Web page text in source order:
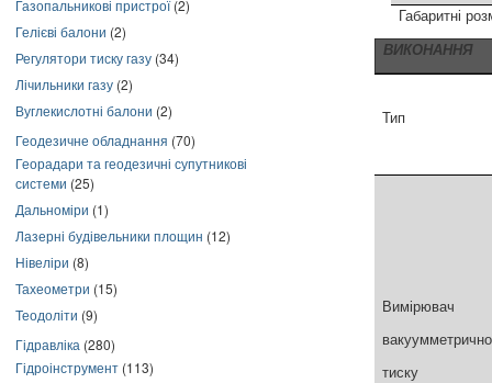
Газопальникові пристрої(2)
Гелієві балони (2)
Регулятори тиску газу (34)
Лічильники газу (2)
Вуглекислотні балони (2)
Геодезичне обладнання (70)
Георадари та геодезичні супутникові
системи (25)
Дальноміри (1)
Лазерні будівельники площин (12)
Нівеліри (8)
Тахеометри (15)
Теодоліти (9)
Гідравліка (280)
Гідроінструмент (113)
Габаритні
ВИКОНАННЯ
Тип
Вимірювач
тиску